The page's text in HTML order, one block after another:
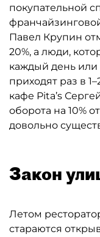
покупательной
Павел Крупин
20%, а люди,
каждый день или
приходят раз в
кафе Pita’s
оборота на 10%
довольно
Закон
Летом
стараются